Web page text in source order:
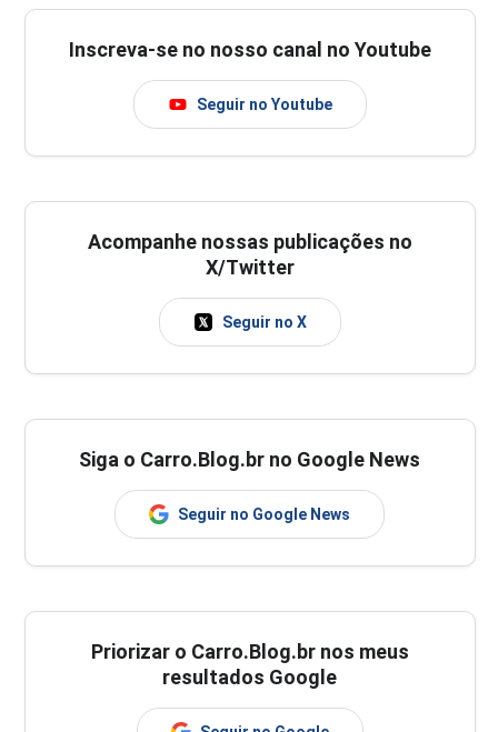
Inscreva-se no nosso canal no Youtube
Seguir no Youtube
Acompanhe nossas publicações no
X/Twitter
Seguir no X
Siga o Carro.Blog.br no Google News
Seguir no Google News
Priorizar o Carro.Blog.br nos meus
resultados Google